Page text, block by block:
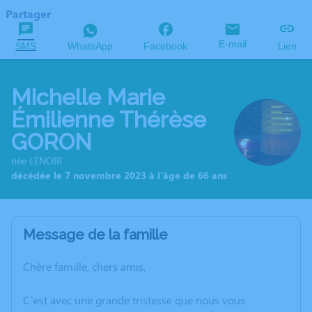
Partager
SMS WhatsApp Facebook E-mail Lien
Michelle Marie
Émilienne Thérèse
GORON
née LENOIR
décédée le 7 novembre 2023 à l'âge de 66 ans
Message de la famille
Chère famille, chers amis,
C’est avec une grande tristesse que nous vous